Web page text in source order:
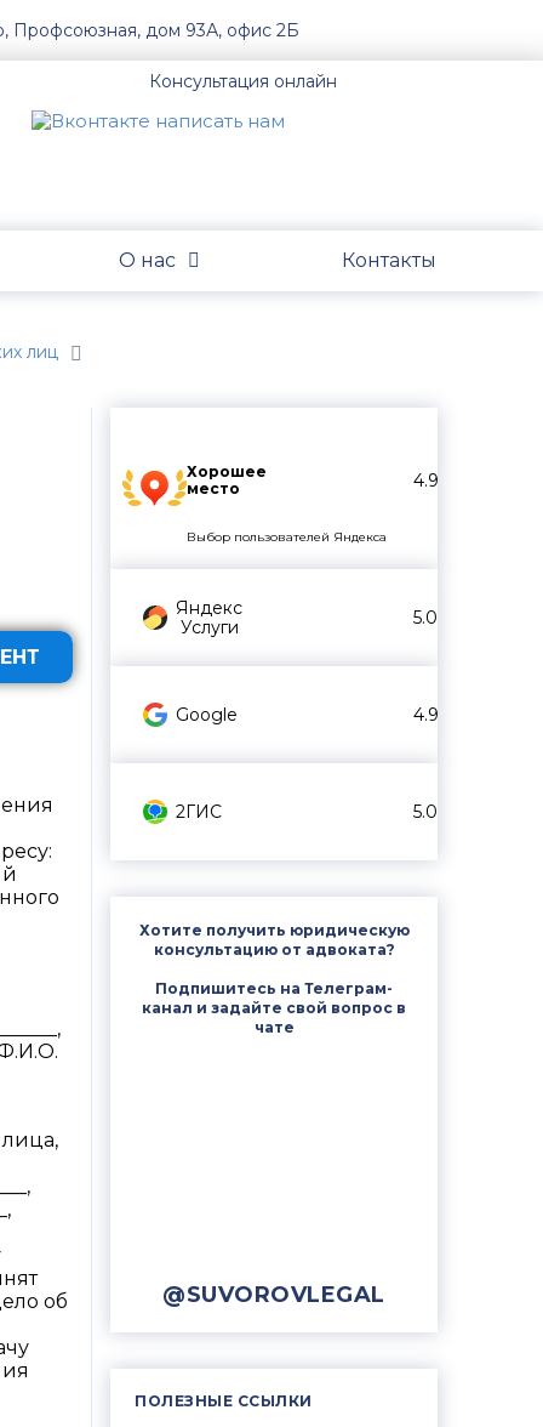
Профсоюзная, дом 93А, офис 2Б
Консультация онлайн
О нас Контакты
лиц
Хорошее
место
4.9
Выбор пользователей Яндекса
Яндекс
Услуги
5.0
Google 4.9
2ГИС 5.0
Хотите получить юридическую
консультацию от адвоката?
Подпишитесь на Телеграм-
канал и задайте свой вопрос в
чате
@SUVOROVLEGAL
ПОЛЕЗНЫЕ ССЫЛКИ
Ф.И.О.
лица,
об